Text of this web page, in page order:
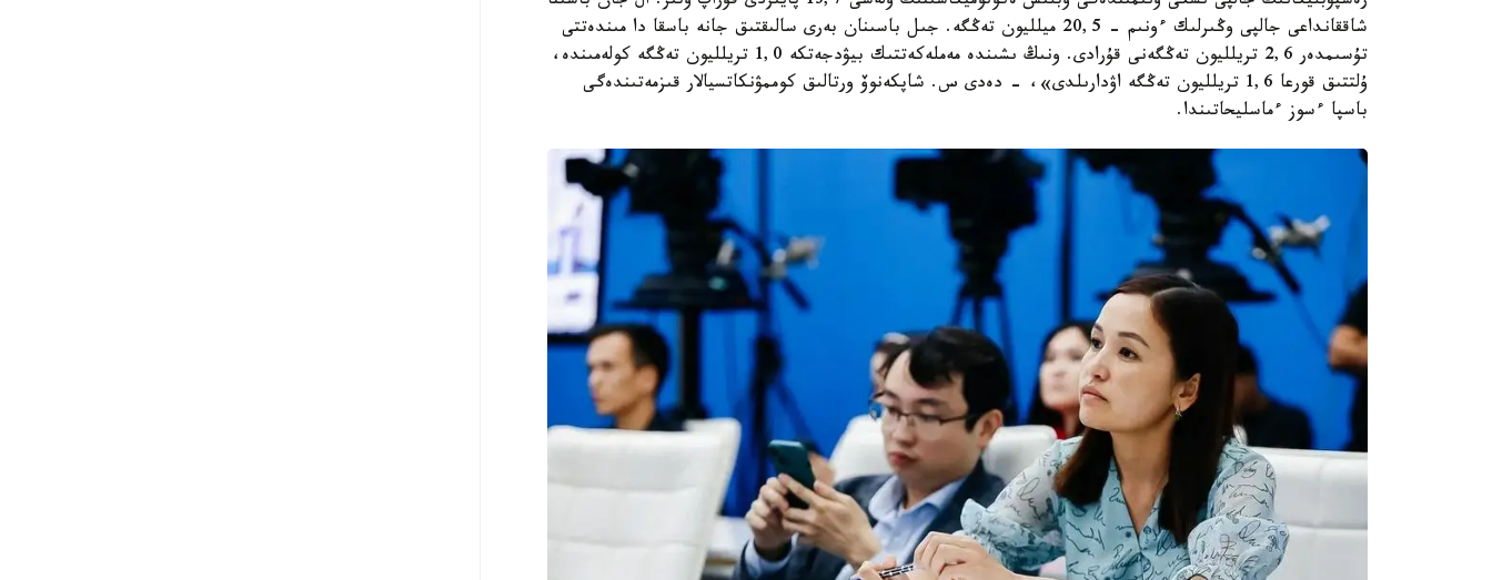
شاققانداعى جالپى وڭىرلىك ءونىم - 20,5 ميلليون تەڭگە. جىل باسىنان بەرى سالىقتىق جانە باسقا دا مىندەتتى
تۇسىمدەر 2,6 تريلليون تەڭگەنى قۇرادى. ونىڭ ىشىندە مەملەكەتتىك بيۋدجەتكە 1,0 تريلليون تەڭگە كولەمىندە،
ۇلتتىق قورعا 1,6 تريلليون تەڭگە اۋدارىلدى»، - دەدى س. شاپكەنوۆ ورتالىق كوممۋنكاتسيالار قىزمەتىندەگى
باسپا ءسوز ءماسليحاتىندا.